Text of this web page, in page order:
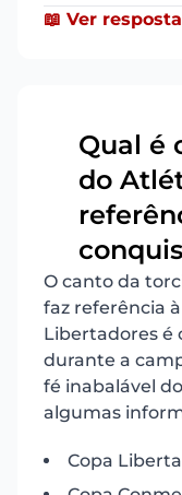
📖 Ver
Qual é
do
O canto da
faz referência
Libertadores é
durante a
fé inabalável
algumas
Copa